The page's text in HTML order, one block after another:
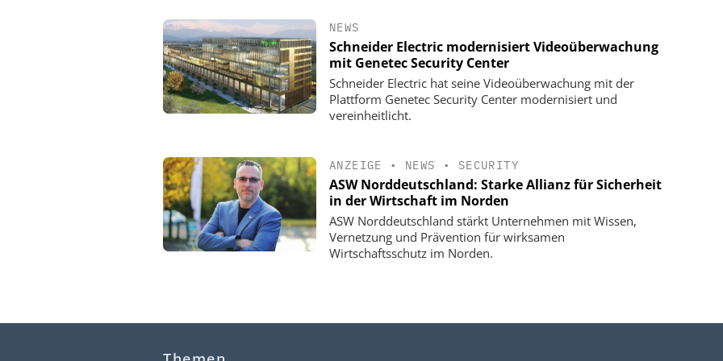
NEWS
Schneider Electric modernisiert Videoüberwachung
mit Genetec Security Center
Schneider Electric hat seine Videoüberwachung mit der
Plattform Genetec Security Center modernisiert und
vereinheitlicht.
ANZEIGE • NEWS • SECURITY
ASW Norddeutschland: Starke Allianz für Sicherheit
in der Wirtschaft im Norden
ASW Norddeutschland stärkt Unternehmen mit Wissen,
Vernetzung und Prävention für wirksamen
Wirtschaftsschutz im Norden.